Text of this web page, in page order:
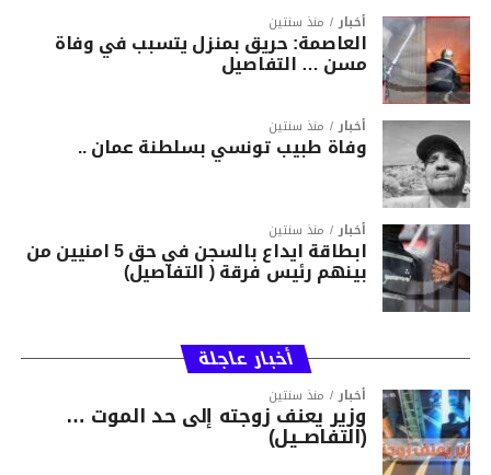
أخبار منذ سنتين
العاصمة: حريق بمنزل يتسبب في وفاة
مسن … التفاصيل
أخبار منذ سنتين
وفاة طبيب تونسي بسلطنة عمان ..
أخبار منذ سنتين
ابطاقة ايداع بالسجن في حق 5 امنيين من
بينهم رئيس فرقة ( التفاصيل)
أخبار عاجلة
أخبار منذ سنتين
وزير يعنف زوجته إلى حد الموت …
(التفاصــيل)